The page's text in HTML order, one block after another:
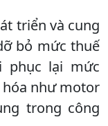
triển và cung
bỏ mức thuế
phục lại mức
như motor
trong công